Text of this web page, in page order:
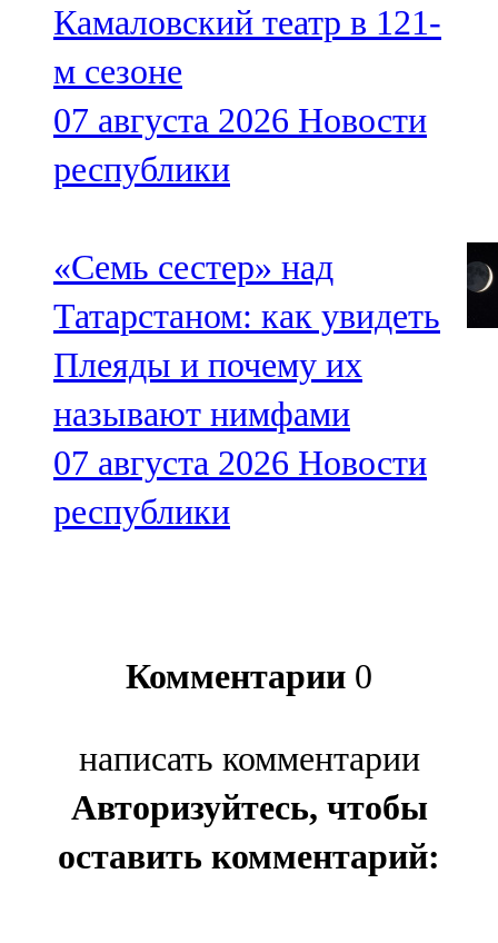
Камаловский театр в 121-
м сезоне
07 августа 2026 Новости
республики
«Семь сестер» над
Татарстаном: как увидеть
Плеяды и почему их
называют нимфами
07 августа 2026 Новости
республики
Комментарии 0
написать комментарии
Авторизуйтесь, чтобы
оставить комментарий: